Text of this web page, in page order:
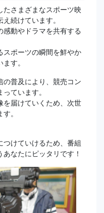
たさまざまなスポーツ映
続けています。
感動やドラマを共有する
スポーツの瞬間を鮮やか
す。
の普及により、競売コン
ています。
を届けていくため、次世
。
けていけるため、番組
なたにピッタリです！